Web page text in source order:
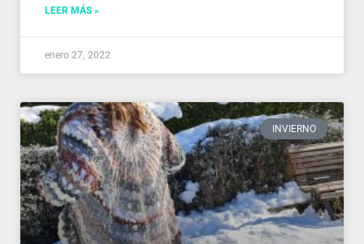
LEER MÁS »
enero 27, 2022
INVIERNO